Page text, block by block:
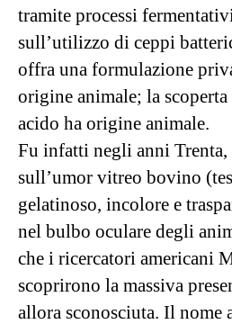
tramite processi
sull’utilizzo di ceppi
offra una formulazione
origine animale; la
acido ha origine animale.
Fu infatti negli anni Trenta,
sull’umor vitreo bovino
gelatinoso, incolore e
nel bulbo oculare degli
che i ricercatori americani
scoprirono la massiva
allora sconosciuta. Il nome